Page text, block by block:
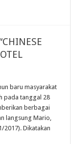
baru masyarakat
pada tanggal 28
berbagai
langsung Mario,
2017). Dikatakan